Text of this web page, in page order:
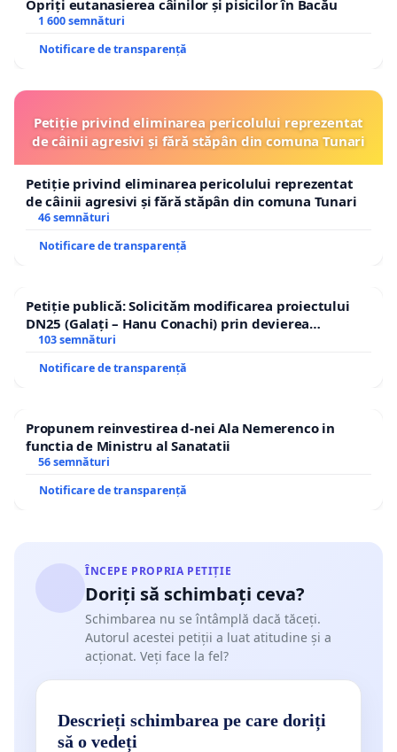
Opriți eutanasierea câinilor și pisicilor în Bacău
1 600 semnături
Notificare de transparență
Petiție privind eliminarea pericolului reprezentat
de câinii agresivi și fără stăpân din comuna Tunari
Petiție privind eliminarea pericolului reprezentat
de câinii agresivi și fără stăpân din comuna Tunari
46 semnături
Notificare de transparență
Petiție publică: Solicităm modificarea proiectului
DN25 (Galați – Hanu Conachi) prin devierea
traseului în afara localităților!
103 semnături
Notificare de transparență
Propunem reinvestirea d-nei Ala Nemerenco in
functia de Ministru al Sanatatii
56 semnături
Notificare de transparență
ÎNCEPE PROPRIA PETIȚIE
Doriți să schimbați ceva?
Schimbarea nu se întâmplă dacă tăceți.
Autorul acestei petiții a luat atitudine și a
acționat. Veți face la fel?
Descrieți schimbarea pe care doriți
să o vedeți